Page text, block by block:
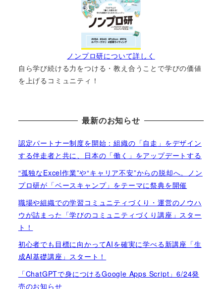
ノンプロ研について詳しく
自ら学び続ける力をつける・教え合うことで学びの価値
を上げるコミュニティ！
最新のお知らせ
認定パートナー制度を開始：組織の「自走」をデザイン
する伴走者と共に、日本の「働く」をアップデートする
“孤独なExcel作業”や“キャリア不安”からの脱却へ。ノン
プロ研が「ベースキャンプ」をテーマに祭典を開催
職場や組織での学習コミュニティづくり・運営のノウハ
ウが詰まった「学びのコミュニティづくり講座」スター
ト！
初心者でも目標に向かってAIを確実に学べる新講座「生
成AI基礎講座」スタート！
「ChatGPTで身につけるGoogle Apps Script」6/24発
売のお知らせ